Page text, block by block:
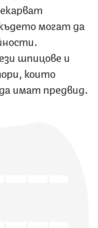
могат да
шпицове и
които
имат предвид.